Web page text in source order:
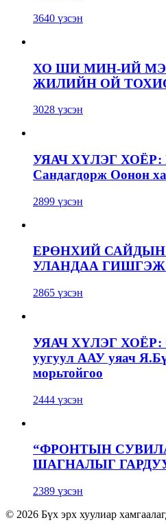
3640 үзсэн
ХО ШИ МИН-ИЙ
ЖИЛИЙН ОЙ
3028 үзсэн
УЯАЧ ХҮЛЭГ ХОЁР:
Сандагдорж Оонон
2899 үзсэн
ЕРӨНХИЙ
УЛАНДАА
2865 үзсэн
УЯАЧ ХҮЛЭГ ХОЁР:
уугуул ААУ уяач
морьтойгоо
2444 үзсэн
“ФРОНТЫН
ШАГНАЛЫГ
2389 үзсэн
© 2026 Бүх эрх хуулиар